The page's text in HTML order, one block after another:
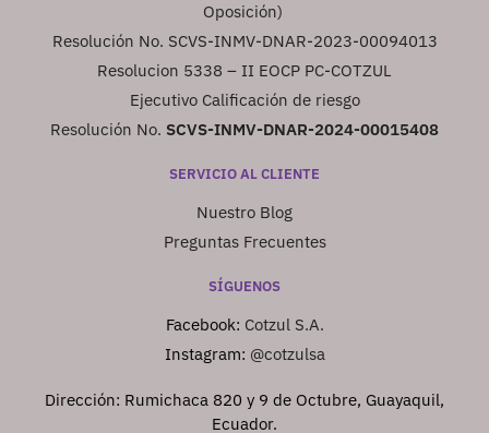
Oposición)
Resolución No. SCVS-INMV-DNAR-2023-00094013
Resolucion 5338 – II EOCP PC-COTZUL
Ejecutivo Calificación de riesgo
Resolución No. SCVS-INMV-DNAR-2024-00015408
SERVICIO AL CLIENTE
Nuestro Blog
Preguntas Frecuentes
SÍGUENOS
Facebook: Cotzul S.A.
Instagram: @cotzulsa
Dirección: Rumichaca 820 y 9 de Octubre, Guayaquil,
Ecuador.